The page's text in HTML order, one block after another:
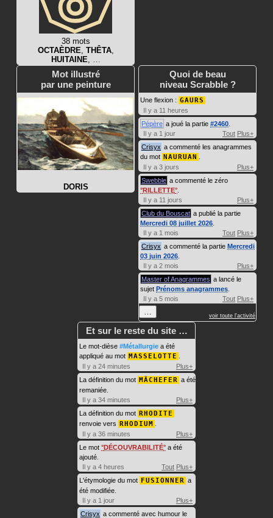
38 mots
OCTAÈDRE THÊTA,
HUITAINE
Mot illustré
par une peinture
DORIS
Quoi de beau
niveau Scrabble ?
Une flexion : GAURS
Il y a 11 heures
Pépère a joué la partie #2460
Il y a 1 jour
Tout Plus+
Crisyx a commenté les anagrammes
du mot NAURUAN
Il y a 3 jours
Plus+
Swebble a commenté le zéro
RILLETTE
Il y a 11 jours
Plus+
Club du Bouscat a publié la partie
Mercredi 08 juillet 2026
Il y a 1 mois
Tout Plus+
Crisyx a commenté la partie Mercredi
03 juin 2026
Il y a 2 mois
Plus+
Master of Anagrammes a lancé le
sujet Prénoms anagrammes
Il y a 5 mois
Tout Plus+
voir toute l'activité
Et sur le reste du site …
Le mot-dièse #Métallurgie a été
appliqué au mot MASSELOTTE
Il y a 24 minutes
Plus+
La définition du mot MÂCHEFER a été
remaniée.
Il y a 34 minutes
Plus+
La définition du mot RHODITE
renvoie vers RHODIUM
Il y a 36 minutes
Plus+
Le mot DÉCOUVRABILITÉ a été
ajouté.
Il y a 4 heures
Tout Plus+
L'étymologie du mot FUSIONNER a
été modifiée.
Il y a 1 jour
Plus+
Crisyx a commenté avec humour le